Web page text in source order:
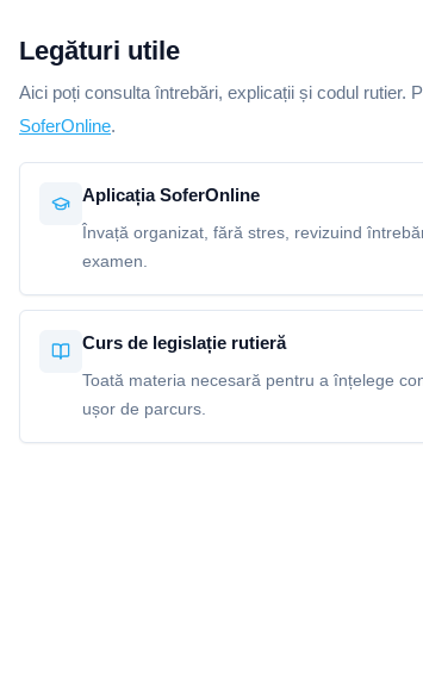
Legături utile
Aici poți consulta întrebări, explicații și codul rutier.
SoferOnline.
Aplicația SoferOnline
Învață organizat, fără stres, revizuind
examen.
Curs de legislație rutieră
Toată materia necesară pentru a înțelege
ușor de parcurs.